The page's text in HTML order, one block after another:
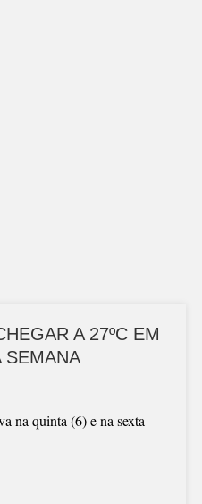
A 27ºC EM
SEMANA
na quinta (6) e na sexta-